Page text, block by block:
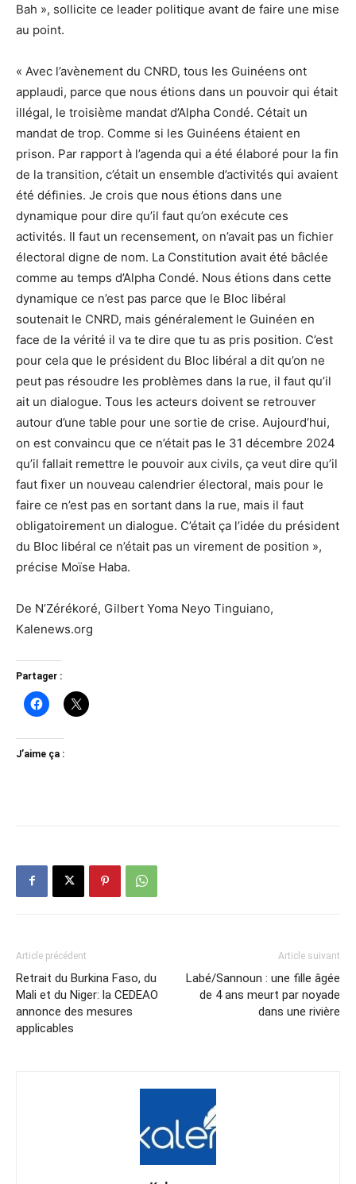
Bah », sollicite ce leader politique avant de faire une mise
au point.
« Avec l’avènement du CNRD, tous les Guinéens ont
applaudi, parce que nous étions dans un pouvoir qui était
illégal, le troisième mandat d’Alpha Condé. Cétait un
mandat de trop. Comme si les Guinéens étaient en
prison. Par rapport à l’agenda qui a été élaboré pour la fin
de la transition, c’était un ensemble d’activités qui avaient
été définies. Je crois que nous étions dans une
dynamique pour dire qu’il faut qu’on exécute ces
activités. Il faut un recensement, on n’avait pas un fichier
électoral digne de nom. La Constitution avait été bâclée
comme au temps d’Alpha Condé. Nous étions dans cette
dynamique ce n’est pas parce que le Bloc libéral
soutenait le CNRD, mais généralement le Guinéen en
face de la vérité il va te dire que tu as pris position. C’est
pour cela que le président du Bloc libéral a dit qu’on ne
peut pas résoudre les problèmes dans la rue, il faut qu’il
ait un dialogue. Tous les acteurs doivent se retrouver
autour d’une table pour une sortie de crise. Aujourd’hui,
on est convaincu que ce n’était pas le 31 décembre 2024
qu’il fallait remettre le pouvoir aux civils, ça veut dire qu’il
faut fixer un nouveau calendrier électoral, mais pour le
faire ce n’est pas en sortant dans la rue, mais il faut
obligatoirement un dialogue. C’était ça l’idée du président
du Bloc libéral ce n’était pas un virement de position »,
précise Moïse Haba.
De N’Zérékoré, Gilbert Yoma Neyo Tinguiano,
Kalenews.org
Partager :
J’aime ça :
Article précédent
Retrait du Burkina Faso, du
Mali et du Niger: la CEDEAO
annonce des mesures
applicables
Article suivant
Labé/Sannoun : une fille âgée
de 4 ans meurt par noyade
dans une rivière